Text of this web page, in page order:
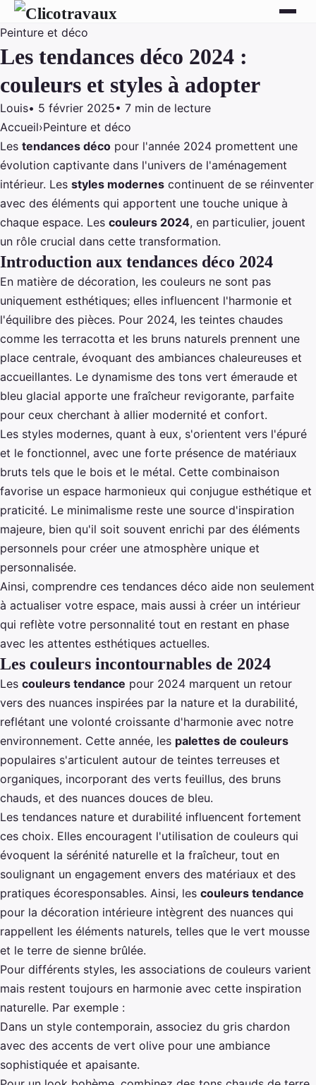
Peinture et déco
Les tendances déco 2024 :
couleurs et styles à adopter
Louis• 5 février 2025• 7 min de lecture
Accueil›Peinture et déco
Les tendances déco pour l'année 2024 promettent une
évolution captivante dans l'univers de l'aménagement
intérieur. Les styles modernes continuent de se réinventer
avec des éléments qui apportent une touche unique à
chaque espace. Les couleurs 2024, en particulier, jouent
un rôle crucial dans cette transformation.
Introduction aux tendances déco 2024
En matière de décoration, les couleurs ne sont pas
uniquement esthétiques; elles influencent l'harmonie et
l'équilibre des pièces. Pour 2024, les teintes chaudes
comme les terracotta et les bruns naturels prennent une
place centrale, évoquant des ambiances chaleureuses et
accueillantes. Le dynamisme des tons vert émeraude et
bleu glacial apporte une fraîcheur revigorante, parfaite
pour ceux cherchant à allier modernité et confort.
Les styles modernes, quant à eux, s'orientent vers l'épuré
et le fonctionnel, avec une forte présence de matériaux
bruts tels que le bois et le métal. Cette combinaison
favorise un espace harmonieux qui conjugue esthétique et
praticité. Le minimalisme reste une source d'inspiration
majeure, bien qu'il soit souvent enrichi par des éléments
personnels pour créer une atmosphère unique et
personnalisée.
Ainsi, comprendre ces tendances déco aide non seulement
à actualiser votre espace, mais aussi à créer un intérieur
qui reflète votre personnalité tout en restant en phase
avec les attentes esthétiques actuelles.
Les couleurs incontournables de 2024
Les couleurs tendance pour 2024 marquent un retour
vers des nuances inspirées par la nature et la durabilité,
reflétant une volonté croissante d'harmonie avec notre
environnement. Cette année, les palettes de couleurs
populaires s'articulent autour de teintes terreuses et
organiques, incorporant des verts feuillus, des bruns
chauds, et des nuances douces de bleu.
Les tendances nature et durabilité influencent fortement
ces choix. Elles encouragent l'utilisation de couleurs qui
évoquent la sérénité naturelle et la fraîcheur, tout en
soulignant un engagement envers des matériaux et des
pratiques écoresponsables. Ainsi, les couleurs tendance
pour la décoration intérieure intègrent des nuances qui
rappellent les éléments naturels, telles que le vert mousse
et le terre de sienne brûlée.
Pour différents styles, les associations de couleurs varient
mais restent toujours en harmonie avec cette inspiration
naturelle. Par exemple :
Dans un style contemporain, associez du gris chardon
avec des accents de vert olive pour une ambiance
sophistiquée et apaisante.